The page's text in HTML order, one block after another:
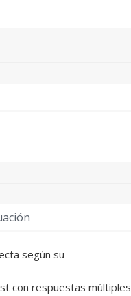
según su
con respuestas múltiples